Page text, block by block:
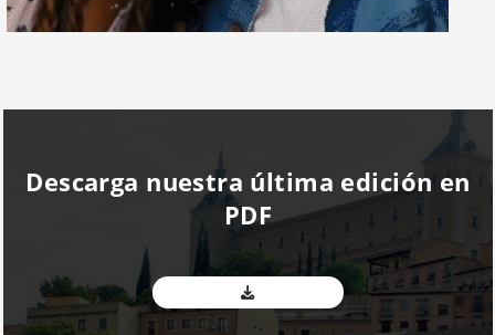
Descarga nuestra última edición en
PDF